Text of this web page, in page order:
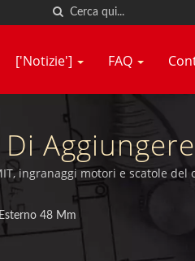
['Notizie'] FAQ
Alto
ingranaggi motori e scatole del
48 Mm